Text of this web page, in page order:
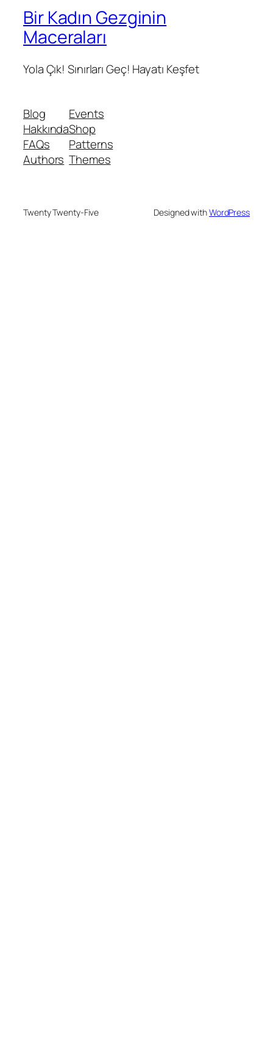
Bir Kadın Gezginin
Maceraları
Yola Çık! Sınırları Geç! Hayatı Keşfet
Blog
Hakkında
FAQs
Authors
Events
Shop
Patterns
Themes
Twenty Twenty-Five Designed withWordPress